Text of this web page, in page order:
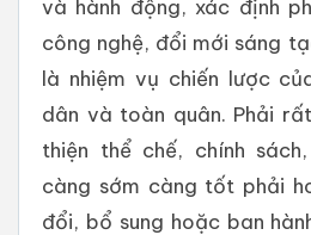
và hành động, xác định
công nghệ, đổi mới sáng
là nhiệm vụ chiến lược
dân và toàn quân. Phải
thiện thể chế, chính
càng sớm càng tốt phải
đổi, bổ sung hoặc ban